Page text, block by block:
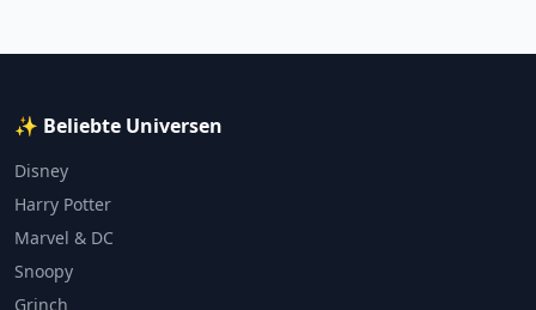
✨ Beliebte Universen
Disney
Harry Potter
Marvel & DC
Snoopy
Grinch